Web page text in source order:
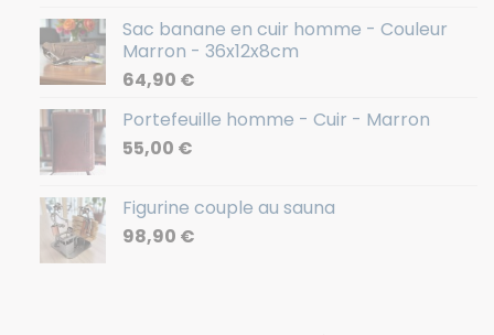
Sac banane en cuir homme - Couleur
Marron - 36x12x8cm
64,90 €
Portefeuille homme - Cuir - Marron
55,00 €
Figurine couple au sauna
98,90 €